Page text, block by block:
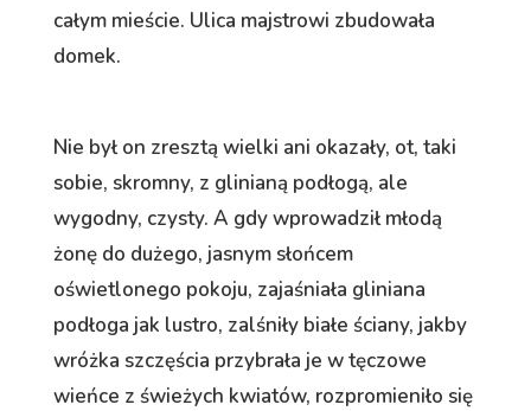
całym mieście. Ulica majstrowi zbudowała
domek.
Nie był on zresztą wielki ani okazały, ot, taki
sobie, skromny, z glinianą podłogą, ale
wygodny, czysty. A gdy wprowadził młodą
żonę do dużego, jasnym słońcem
oświetlonego pokoju, zajaśniała gliniana
podłoga jak lustro, zalśniły białe ściany, jakby
wróżka szczęścia przybrała je w tęczowe
wieńce z świeżych kwiatów, rozpromieniło się